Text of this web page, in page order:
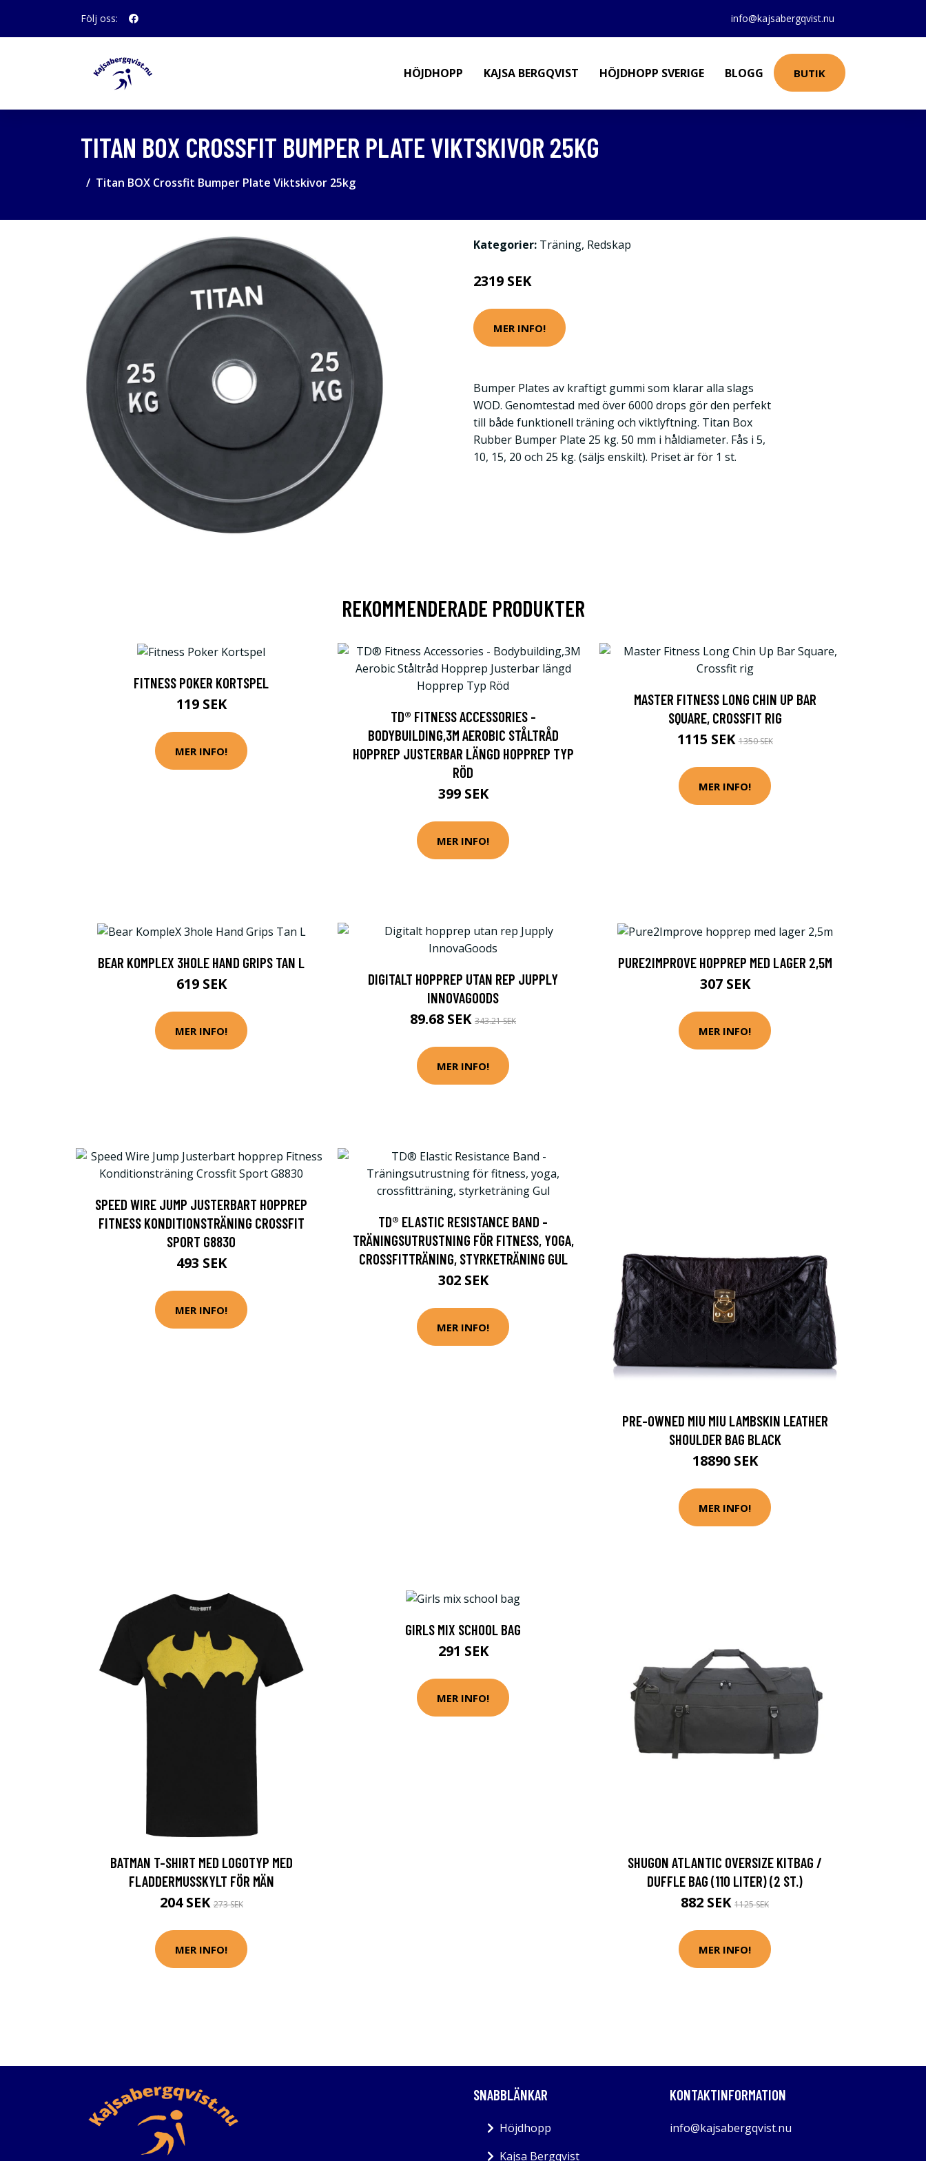
Följ oss: info@kajsabergqvist.nu
HÖJDHOPP KAJSA BERGQVIST HÖJDHOPP SVERIGE BLOGG BUTIK
TITAN BOX CROSSFIT BUMPER PLATE VIKTSKIVOR 25KG
Titan BOX Crossfit Bumper Plate Viktskivor 25kg
Kategorier: Träning, Redskap
2319 SEK
MER INFO!
Bumper Plates av kraftigt gummi som klarar alla slags
WOD. Genomtestad med över 6000 drops gör den perfekt
till både funktionell träning och viktlyftning. Titan Box
Rubber Bumper Plate 25 kg. 50 mm i håldiameter. Fås i 5,
10, 15, 20 och 25 kg. (säljs enskilt). Priset är för 1 st.
REKOMMENDERADE PRODUKTER
FITNESS POKER KORTSPEL
119 SEK
MER INFO!
TD® FITNESS ACCESSORIES -
BODYBUILDING,3M AEROBIC STÅLTRÅD
HOPPREP JUSTERBAR LÄNGD HOPPREP TYP
RÖD
399 SEK
MER INFO!
MASTER FITNESS LONG CHIN UP BAR
SQUARE, CROSSFIT RIG
1115 SEK1350 SEK
MER INFO!
BEAR KOMPLEX 3HOLE HAND GRIPS TAN L
619 SEK
MER INFO!
DIGITALT HOPPREP UTAN REP JUPPLY
INNOVAGOODS
89.68 SEK 343.21 SEK
MER INFO!
PURE2IMPROVE HOPPREP MED LAGER 2,5M
307 SEK
MER INFO!
SPEED WIRE JUMP JUSTERBART HOPPREP
FITNESS KONDITIONSTRÄNING CROSSFIT
SPORT G8830
493 SEK
MER INFO!
TD® ELASTIC RESISTANCE BAND -
TRÄNINGSUTRUSTNING FÖR FITNESS, YOGA,
CROSSFITTRÄNING, STYRKETRÄNING GUL
302 SEK
MER INFO!
PRE-OWNED MIU MIU LAMBSKIN LEATHER
SHOULDER BAG BLACK
18890 SEK
MER INFO!
BATMAN T-SHIRT MED LOGOTYP MED
FLADDERMUSSKYLT FÖR MÄN
204 SEK273 SEK
MER INFO!
GIRLS MIX SCHOOL BAG
291 SEK
MER INFO!
SHUGON ATLANTIC OVERSIZE KITBAG /
DUFFLE BAG (110 LITER) (2 ST.)
882 SEK 1125 SEK
MER INFO!
SNABBLÄNKAR
Höjdhopp
Kajsa Bergqvist
KONTAKTINFORMATION
info@kajsabergqvist.nu